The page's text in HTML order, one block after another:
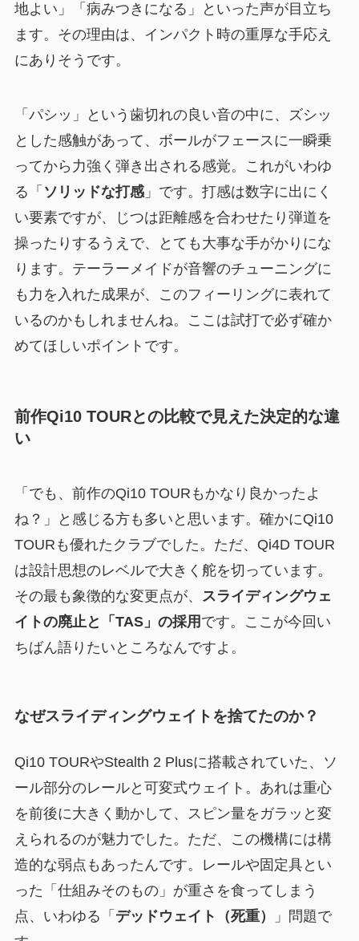
地よい」「病みつきになる」といった声が目立ち
ます。その理由は、インパクト時の重厚な手応え
にありそうです。
「パシッ」という歯切れの良い音の中に、ズシッ
とした感触があって、ボールがフェースに一瞬乗
ってから力強く弾き出される感覚。これがいわゆ
る「 ソリッドな打感」です。打感は数字に出にく
い要素ですが、じつは距離感を合わせたり弾道を
操ったりするうえで、とても大事な手がかりにな
ります。テーラーメイドが音響のチューニングに
も力を入れた成果が、このフィーリングに表れて
いるのかもしれませんね。ここは試打で必ず確か
めてほしいポイントです。
前作Qi10 TOURとの比較で見えた決定的な違
い
「でも、前作のQi10 TOURもかなり良かったよ
ね？」と感じる方も多いと思います。確かにQi10
TOURも優れたクラブでした。ただ、Qi4D TOUR
は設計思想のレベルで大きく舵を切っています。
その最も象徴的な変更点が、 スライディングウェ
イトの廃止と「TAS」の採用 です。ここが今回い
ちばん語りたいところなんですよ。
なぜスライディングウェイトを捨てたのか？
Qi10 TOURやStealth 2 Plusに搭載されていた、ソ
ール部分のレールと可変式ウェイト。あれは重心
を前後に大きく動かして、スピン量をガラッと変
えられるのが魅力でした。ただ、この機構には構
造的な弱点もあったんです。レールや固定具とい
った「仕組みそのもの」が重さを食ってしまう
点、いわゆる「 デッドウェイト（死重）
」問題で